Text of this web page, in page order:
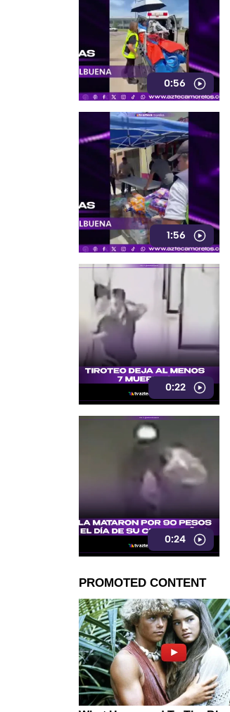
0:56
1:56
0:22
0:24